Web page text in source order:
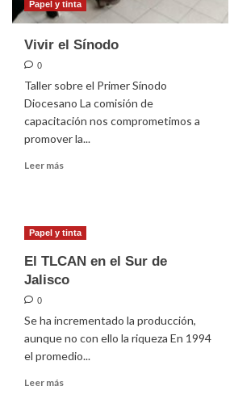
Papel y tinta
Vivir el Sínodo
0
Taller sobre el Primer Sínodo
Diocesano La comisión de
capacitación nos comprometimos a
promover la...
Leer más
el
Sínodo
Papel y tinta
El TLCAN en el Sur de
Jalisco
0
Se ha incrementado la producción,
aunque no con ello la riqueza En 1994
el promedio...
Leer más